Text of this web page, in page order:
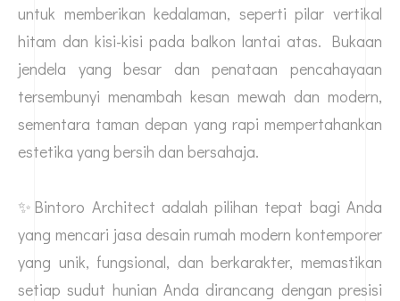
untuk memberikan kedalaman, seperti pilar vertikal
hitam dan kisi-kisi pada balkon lantai atas. Bukaan
jendela yang besar dan penataan pencahayaan
tersembunyi menambah kesan mewah dan modern,
sementara taman depan yang rapi mempertahankan
estetika yang bersih dan bersahaja.
✨Bintoro Architect adalah pilihan tepat bagi Anda
yang mencari jasa desain rumah modern kontemporer
yang unik, fungsional, dan berkarakter, memastikan
setiap sudut hunian Anda dirancang dengan presisi